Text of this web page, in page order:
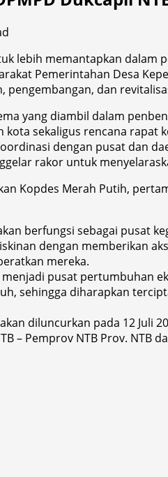
lebih memantapkan
Pemerintahan Desa
dan
yang diambil dalam
sekaligus rencana
dengan pusat dan
rakor untuk
Kopdes Merah Putih,
berfungsi sebagai pusat
dengan memberikan
mereka.
pusat pertumbuhan
sehingga diharapkan
diluncurkan pada 12 Juli
– Pemprov NTB Prov. NTB